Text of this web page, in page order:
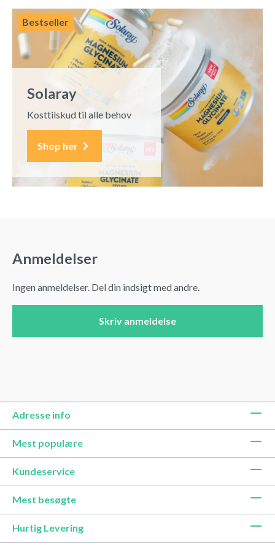
Bestseller
Solaray
Kosttilskud til alle behov
Shop her
Anmeldelser
Ingen anmeldelser. Del din indsigt med andre.
Skriv anmeldelse
Adresse info
Mest populære
Kundeservice
Mest besøgte
Hurtig Levering